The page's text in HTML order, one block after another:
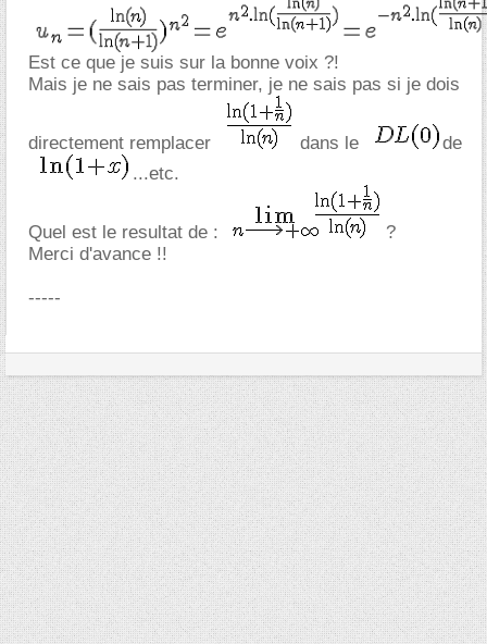
Est ce que je suis sur la bonne voix ?!
Mais je ne sais pas terminer, je ne sais pas si je dois
directement remplacer dans le
de
...etc.
Quel est le resultat de :
?
Merci d'avance !!
-----